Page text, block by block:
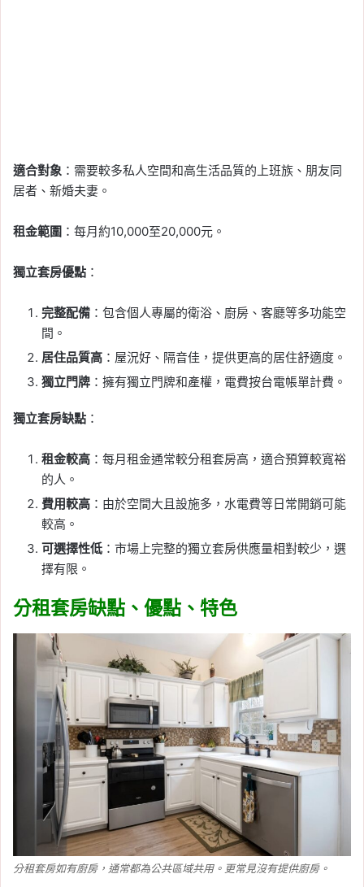
適合對象 ：需要較多私人空間和高生活品質的上班族、朋友同
居者、新婚夫妻。
租金範圍 ：每月約10,000至20,000元。
獨立套房優點 ：
完整配備 ：包含個人專屬的衛浴、廚房、客廳等多功能空
間。
居住品質高 ：屋況好、隔音佳，提供更高的居住舒適度。
獨立門牌 ：擁有獨立門牌和產權，電費按台電帳單計費。
獨立套房缺點 ：
租金較高 ：每月租金通常較分租套房高，適合預算較寬裕
的人。
費用較高 ：由於空間大且設施多，水電費等日常開銷可能
較高。
可選擇性低 ：市場上完整的獨立套房供應量相對較少，選
擇有限。
分租套房缺點、優點、特色
分租套房如有廚房，通常都為公共區域共用。更常見沒有提供廚房。